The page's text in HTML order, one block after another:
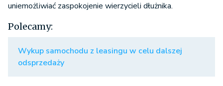
uniemożliwiać zaspokojenie wierzycieli dłużnika.
Polecamy:
Wykup samochodu z leasingu w celu dalszej
odsprzedaży